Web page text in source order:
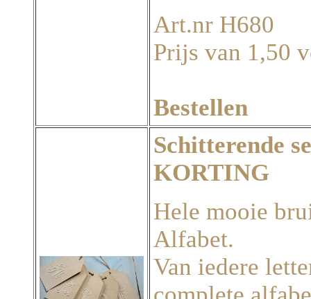
Art.nr H680
Prijs van 1,50
Bestellen
Schitterende
KORTING
Hele mooie
Alfabet.
Van iedere